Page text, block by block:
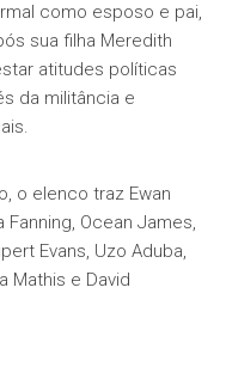
como esposo e pai,
sua filha Meredith
atitudes políticas
da militância e
o elenco traz Ewan
Fanning, Ocean James,
Evans, Uzo Aduba,
Mathis e David